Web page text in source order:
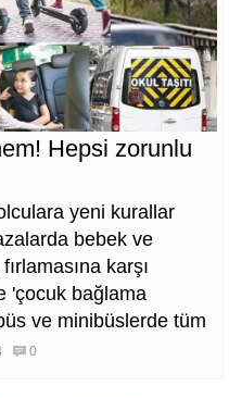
Hepsi zorunlu
yeni kurallar
bebek ve
karşı
'çocuk bağlama
ve minibüslerde tüm
harekete izin
0